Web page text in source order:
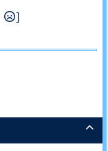
]
